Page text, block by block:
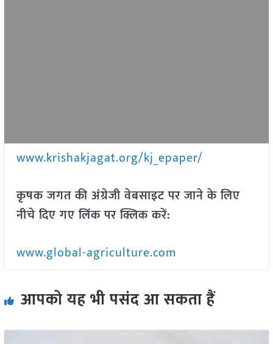
www.krishakjagat.org/kj_epaper/
कृषक जगत की अंग्रेजी वेबसाइट पर जाने के लिए
नीचे दिए गए लिंक पर क्लिक करें:
www.global-agriculture.com
आपको यह भी पसंद आ सकता हैं